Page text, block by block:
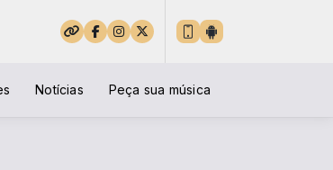
Notícias Peça sua música